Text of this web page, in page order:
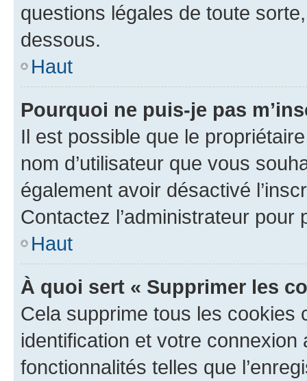
questions légales de toute
dessous.
Haut
Pourquoi ne puis-je pas
Il est possible que le
nom d’utilisateur que vous
également avoir désactivé
Contactez l’administrateur
Haut
À quoi sert « Supprimer les
Cela supprime tous les cookies
identification et votre
fonctionnalités telles que